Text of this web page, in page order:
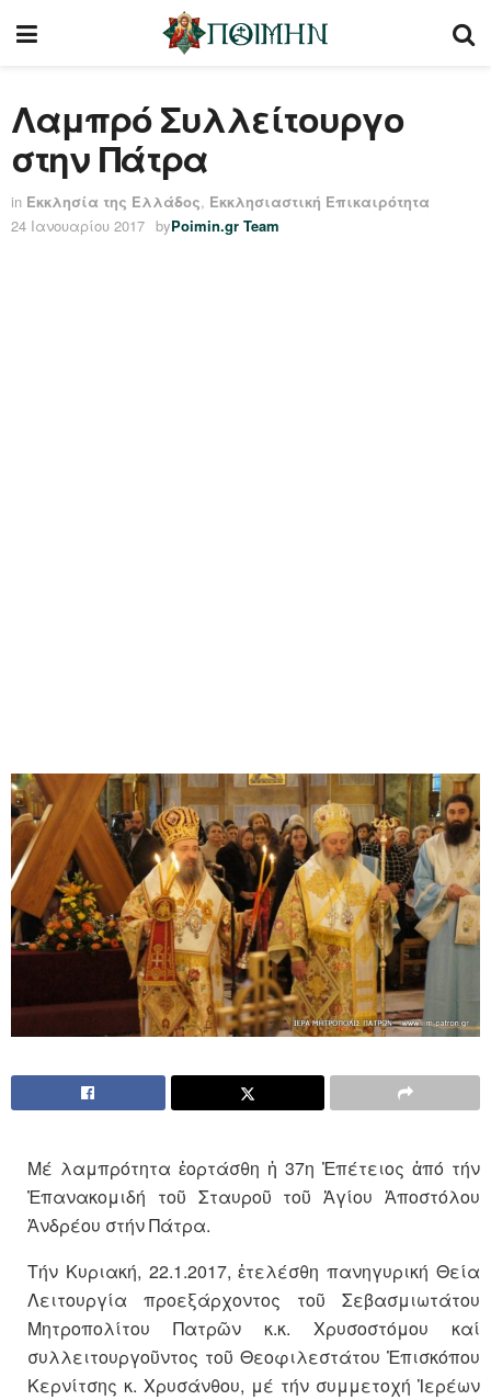
Λαμπρό Συλλείτουργο
στην Πάτρα
in Εκκλησία της Ελλάδος, Εκκλησιαστική Επικαιρότητα
24 Ιανουαρίου 2017 byPoimin.gr Team
Μέ λαμπρότητα ἑορτάσθη ἡ 37η Ἐπέτειος ἀπό τήν
Ἐπανακομιδή τοῦ Σταυροῦ τοῦ Ἁγίου Ἀποστόλου
Ἀνδρέου στήν Πάτρα.
Τήν Κυριακή, 22.1.2017, ἐτελέσθη πανηγυρική Θεία
Λειτουργία προεξάρχοντος τοῦ Σεβασμιωτάτου
Μητροπολίτου Πατρῶν κ.κ. Χρυσοστόμου καί
συλλειτουργοῦντος τοῦ Θεοφιλεστάτου Ἐπισκόπου
Κερνίτσης κ. Χρυσάνθου, μέ τήν συμμετοχή Ἱερέων